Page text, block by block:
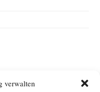
verwalten